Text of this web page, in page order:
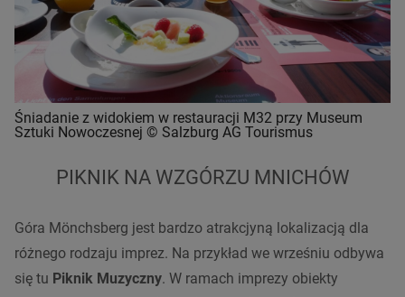
Śniadanie z widokiem w restauracji M32 przy Museum
Sztuki Nowoczesnej © Salzburg AG Tourismus
PIKNIK NA WZGÓRZU MNICHÓW
Góra Mönchsberg jest bardzo atrakcjyną lokalizacją dla
różnego rodzaju imprez. Na przykład we wrześniu odbywa
się tu Piknik Muzyczny. W ramach imprezy obiekty